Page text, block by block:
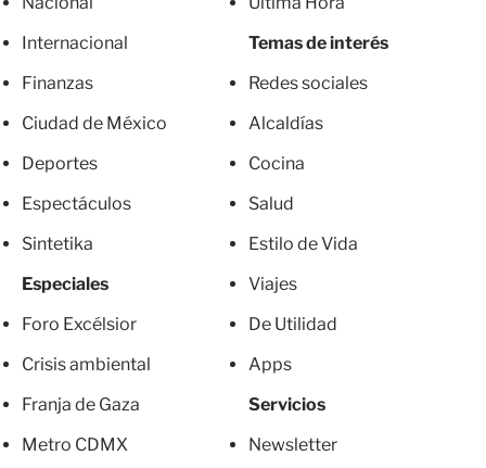
Internacional
Finanzas
Ciudad de México
Deportes
Espectáculos
Sintetika
Especiales
Foro Excélsior
Crisis ambiental
Franja de Gaza
Metro CDMX
Temas de interés
Redes sociales
Alcaldías
Cocina
Salud
Estilo de Vida
Viajes
De Utilidad
Apps
Servicios
Newsletter